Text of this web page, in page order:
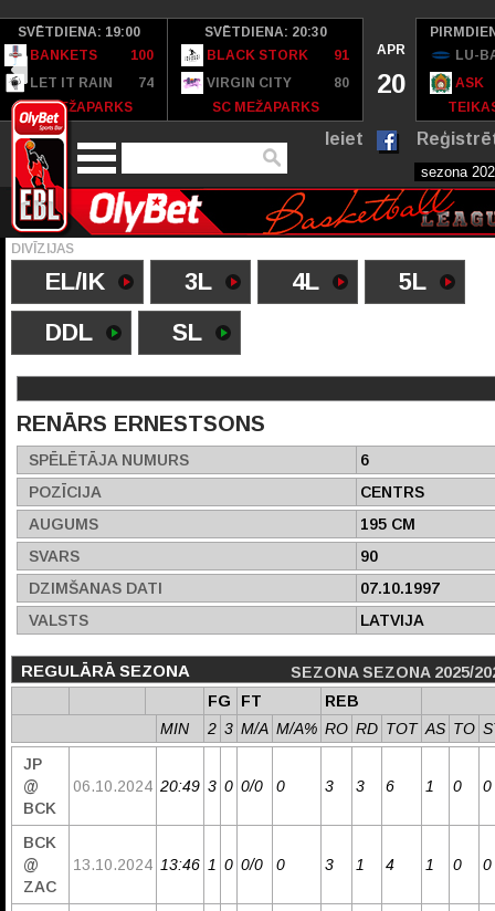
SVĒTDIENA: 19:00
BANKETS
100
LET IT RAIN
74
SC MEŽAPARKS
SVĒTDIENA: 20:30
BLACK STORK
91
VIRGIN CITY
80
SC MEŽAPARKS
APR
20
LU-
ASK
Ieiet
DIVĪZIJAS
EL/IK 3L 4L
5L
DDL
SL
RENĀRS ERNESTSONS
SPĒLĒTĀJA NUMURS
6
POZĪCIJA
CENTRS
AUGUMS
195 CM
SVARS
90
DZIMŠANAS DATI
07.10.1997
VALSTS
LATVIJA
REGULĀRĀ SEZONA
SEZONA SEZONA 2025/
FG
FT
REB
MIN
2 3 M/A M/A% RO RD TOT AS TO
JP
@
BCK
06.10.2024 20:49 3 0 0/0 0 3 3 6 1 0 0
BCK
@
ZAC
13.10.2024 13:46 1 0 0/0 0 3 1 4 1 0 0